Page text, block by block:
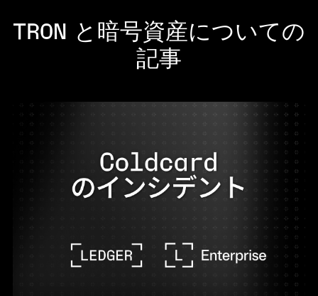
TRON と暗号資産についての
記事